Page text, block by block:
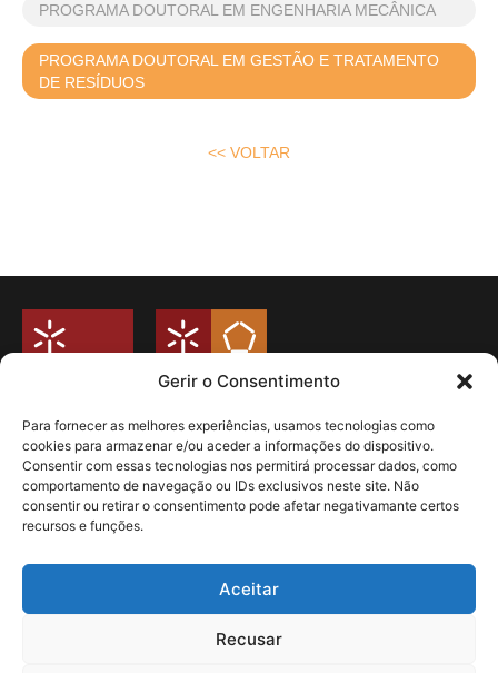
Gerir o Consentimento
Para fornecer as melhores experiências, usamos tecnologias como
cookies para armazenar e/ou aceder a informações do dispositivo.
Consentir com essas tecnologias nos permitirá processar dados, como
comportamento de navegação ou IDs exclusivos neste site. Não
consentir ou retirar o consentimento pode afetar negativamante certos
recursos e funções.
Aceitar
Recusar
PROGRAMA DOUTORAL EM ENGENHARIA MECÂNICA
PROGRAMA DOUTORAL EM GESTÃO E TRATAMENTO
DE RESÍDUOS
<< VOLTAR
Universidade do Minho
Campus de Azurém
Departamento de Engenharia Mecânica
Guimarães – Portugal
Politica de Privacidade
Redes Sociais